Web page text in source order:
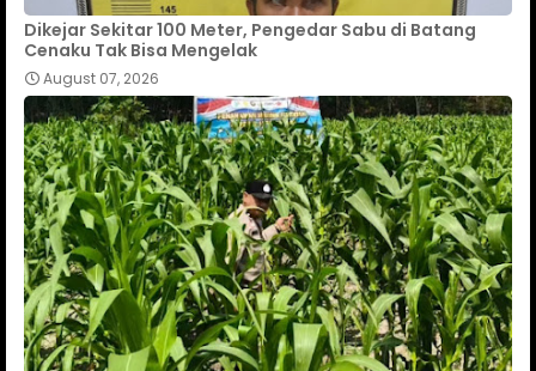
Dikejar Sekitar 100 Meter, Pengedar Sabu di Batang
Cenaku Tak Bisa Mengelak
August 07, 2026